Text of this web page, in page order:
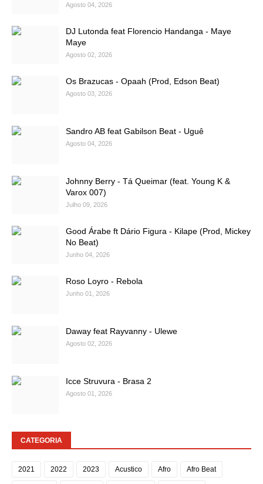
Agosto 04, 2026
DJ Lutonda feat Florencio Handanga - Maye
Maye
Agosto 02, 2026
Os Brazucas - Opaah (Prod, Edson Beat)
Agosto 03, 2026
Sandro AB feat Gabilson Beat - Uguê
Agosto 04, 2026
Johnny Berry - Tá Queimar (feat. Young K &
Varox 007)
Julho 09, 2026
Good Árabe ft Dário Figura - Kilape (Prod, Mickey
No Beat)
Junho 04, 2026
Roso Loyro - Rebola
Junho 01, 2026
Daway feat Rayvanny - Ulewe
Agosto 02, 2026
Icce Struvura - Brasa 2
Agosto 01, 2026
CATEGORIA
2021 2022 2023 Acustico Afro Afro Beat